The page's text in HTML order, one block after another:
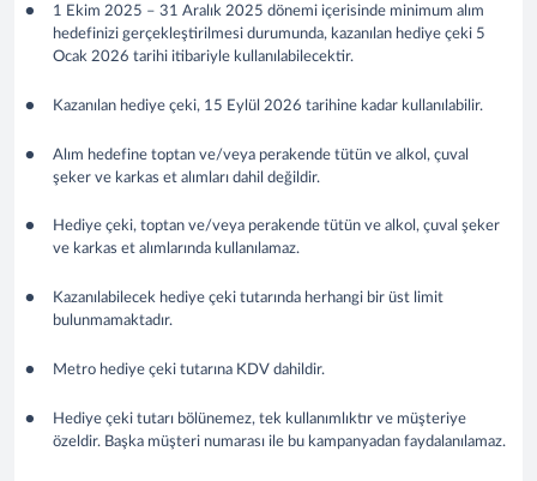
1 Ekim 2025 – 31 Aralık 2025 dönemi içerisinde minimum alım
hedefinizi gerçekleştirilmesi durumunda, kazanılan hediye çeki 5
Ocak 2026 tarihi itibariyle kullanılabilecektir.
Kazanılan hediye çeki, 15 Eylül 2026 tarihine kadar kullanılabilir.
Alım hedefine toptan ve/veya perakende tütün ve alkol, çuval
şeker ve karkas et alımları dahil değildir.
Hediye çeki, toptan ve/veya perakende tütün ve alkol, çuval şeker
ve karkas et alımlarında kullanılamaz.
Kazanılabilecek hediye çeki tutarında herhangi bir üst limit
bulunmamaktadır.
Metro hediye çeki tutarına KDV dahildir.
Hediye çeki tutarı bölünemez, tek kullanımlıktır ve müşteriye
özeldir. Başka müşteri numarası ile bu kampanyadan faydalanılamaz.